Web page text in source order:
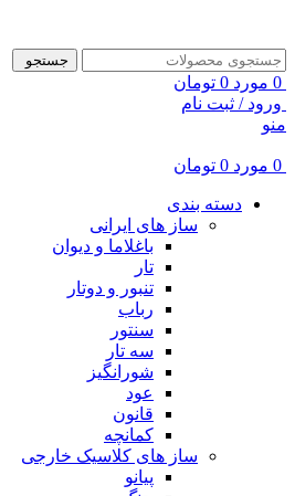
جستجو
0 مورد 0 تومان
ورود / ثبت نام
منو
0 مورد 0 تومان
دسته بندی
ساز های ایرانی
باغلاما و دیوان
تار
تنبور و دوتار
رباب
سنتور
سه تار
شورانگیز
عود
قانون
کمانچه
ساز های کلاسیک خارجی
پیانو